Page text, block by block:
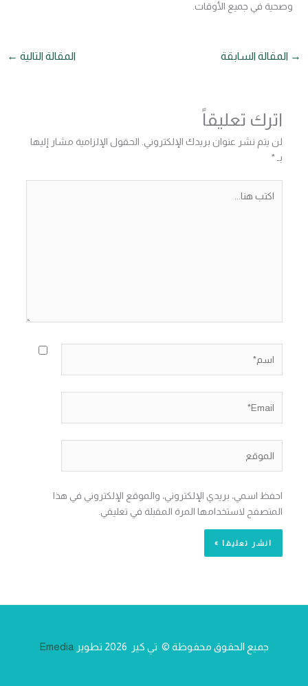
وصحية في جميع الأوقات.
→ المقالة السابقة المقالة التالية ←
اترك تعليقاً
لن يتم نشر عنوان بريدك الإلكتروني. الحقول الإلزامية مشار إليها
بـ*
هنا...
احفظ اسمي، بريدي الإلكتروني، والموقع الإلكتروني في هذا
المتصفح لاستخدامها المرة المقبلة في تعليقي.
جميع الحقوق محفوظة © تي كير 2026 تطوير Emedia